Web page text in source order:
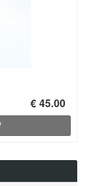
€ 45.00